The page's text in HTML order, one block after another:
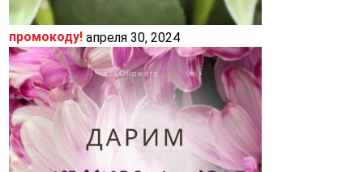
промокоду! апреля 30, 2024